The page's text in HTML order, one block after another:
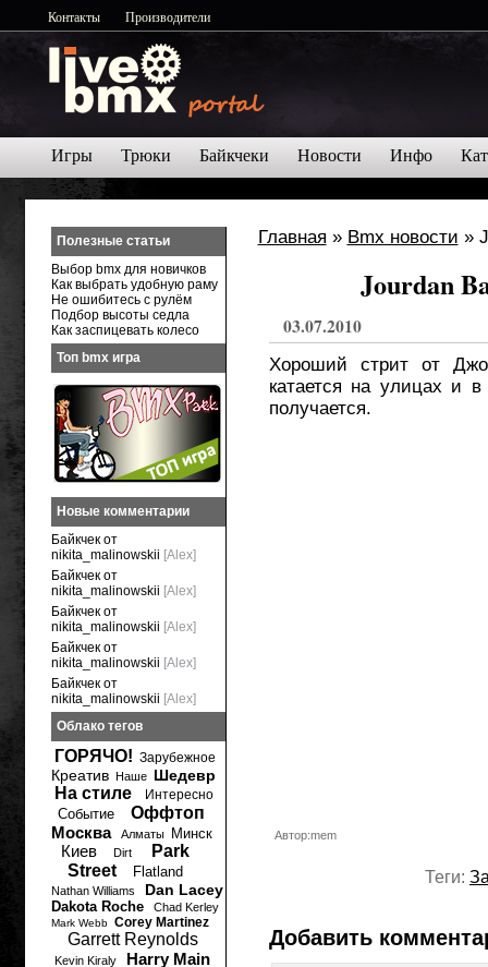
Контакты Производители
Игры Трюки Байкчеки Новости Инфо
Главная » Bmx новости »
Jourdan
03.07.2010
Хороший стрит от
катается на улицах и
получается.
Автор:mem
Теги:
Добавить
Полезные статьи
Выбор bmx для новичков
Как выбрать удобную раму
Не ошибитесь с рулём
Подбор высоты седла
Как заспицевать колесо
Топ bmx игра
Новые комментарии
Байкчек от
nikita_malinowskii [Alex]
Байкчек от
nikita_malinowskii [Alex]
Байкчек от
nikita_malinowskii [Alex]
Байкчек от
nikita_malinowskii [Alex]
Байкчек от
nikita_malinowskii [Alex]
Облако тегов
ГОРЯЧО! Зарубежное
Креатив Наше Шедевр
На стиле Интересно
Событие
Оффтоп
Москва
Алматы Минск
Киев Dirt
Park
Street
Flatland
Nathan Williams Dan Lacey
Dakota Roche Chad Kerley
Mark Webb Corey Martinez
Garrett Reynolds
Kevin Kiraly Harry Main